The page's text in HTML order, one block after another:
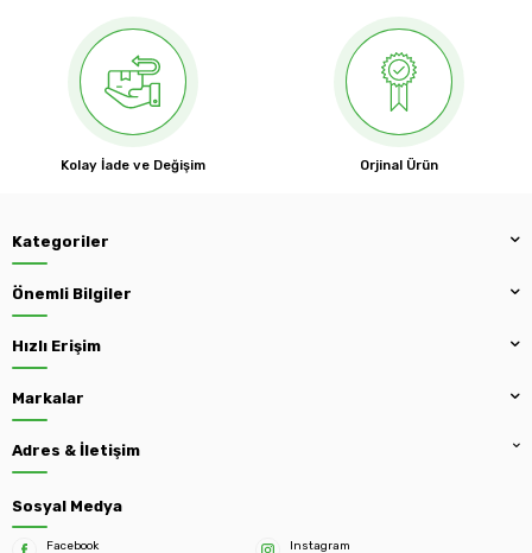
Kolay İade ve Değişim Orjinal Ürün
Kategoriler
Önemli Bilgiler
Hızlı Erişim
Markalar
Adres & İletişim
Sosyal Medya
Facebook Instagram